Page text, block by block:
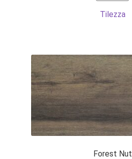
Tilezza
Forest Nut